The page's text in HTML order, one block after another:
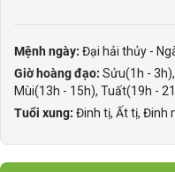
Mệnh ngày: Đại hải thủy -
Giờ hoàng đạo: Sửu(1h -
Mùi(13h - 15h), Tuất(19h -
Tuổi xung: Đinh tị, Ất tị, Đinh